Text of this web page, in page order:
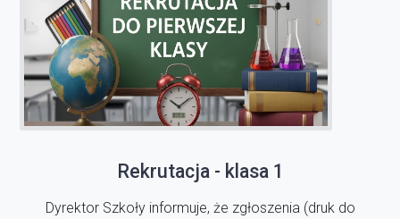
Rekrutacja - klasa 1
Dyrektor Szkoły informuje, że zgłoszenia (druk do